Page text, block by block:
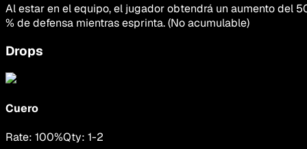
Al estar en el equipo, el jugador obtendrá un aumento del
% de defensa mientras esprinta. (No acumulable)
Drops
Cuero
Rate: 100%Qty: 1-2